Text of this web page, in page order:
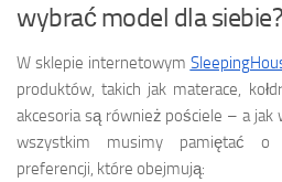
wybrać model dla siebie?
W sklepie internetowym
produktów, takich jak materace,
akcesoria są również pościele – a jak
wszystkim musimy pamiętać o
preferencji, które obejmują: